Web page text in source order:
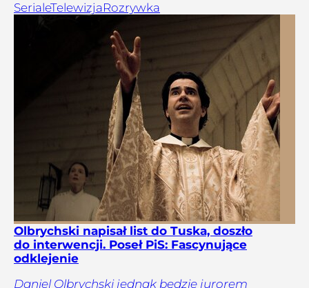
SerialeTelewizjaRozrywka
Olbrychski napisał list do Tuska, doszło
do interwencji. Poseł PiS: Fascynujące
odklejenie
Daniel Olbrychski jednak będzie jurorem